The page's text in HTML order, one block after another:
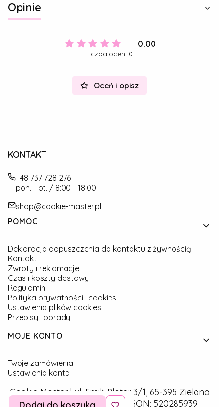
Opinie
0.00
Liczba ocen: 0
Oceń i opisz
KONTAKT
+48 737 728 276
pon. - pt. / 8:00 - 18:00
shop@cookie-master.pl
Linki w stopce
POMOC
Deklaracja dopuszczenia do kontaktu z żywnością
Kontakt
Zwroty i reklamacje
Czas i koszty dostawy
Regulamin
Polityka prywatności i cookies
Ustawienia plików cookies
Przepisy i porady
MOJE KONTO
Twoje zamówienia
Ustawienia konta
Cookie Master | ul. Emilii Plater 3/1, 65-395 Zielona
Góra | NIP: 9291757160 | REGON: 520285939
Dodaj do koszyka